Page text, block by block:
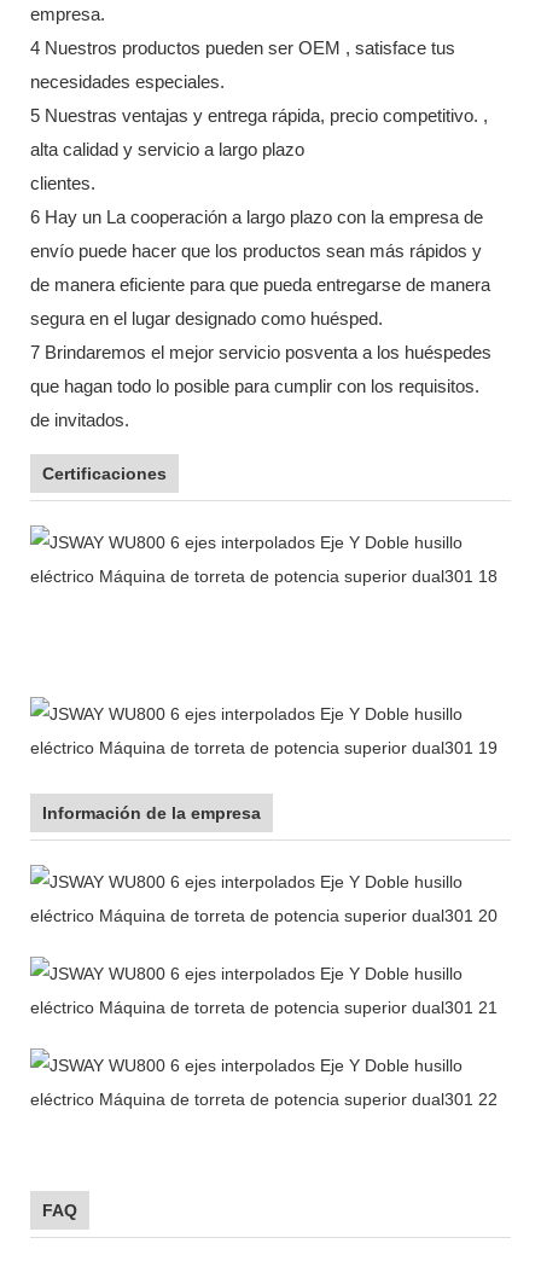
empresa.
4 Nuestros productos pueden ser OEM , satisface tus
necesidades especiales.
5 Nuestras ventajas y entrega rápida, precio competitivo. ,
alta calidad y servicio a largo plazo
clientes.
6 Hay un La cooperación a largo plazo con la empresa de
envío puede hacer que los productos sean más rápidos y
de manera eficiente para que pueda entregarse de manera
segura en el lugar designado como huésped.
7 Brindaremos el mejor servicio posventa a los huéspedes
que hagan todo lo posible para cumplir con los requisitos.
de invitados.
Certificaciones
Información de la empresa
FAQ